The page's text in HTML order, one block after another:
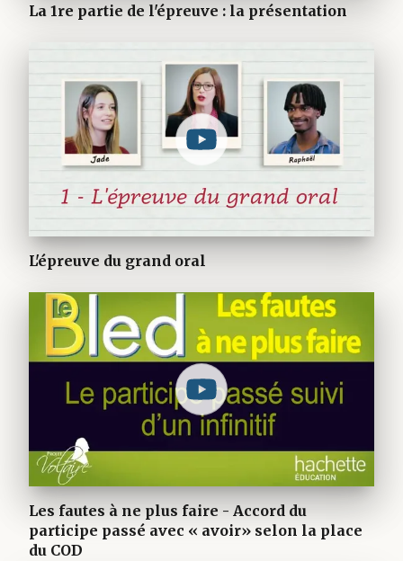
La 1re partie de l'épreuve : la présentation
L'épreuve du grand oral
Les fautes à ne plus faire - Accord du
participe passé avec « avoir» selon la place
du COD